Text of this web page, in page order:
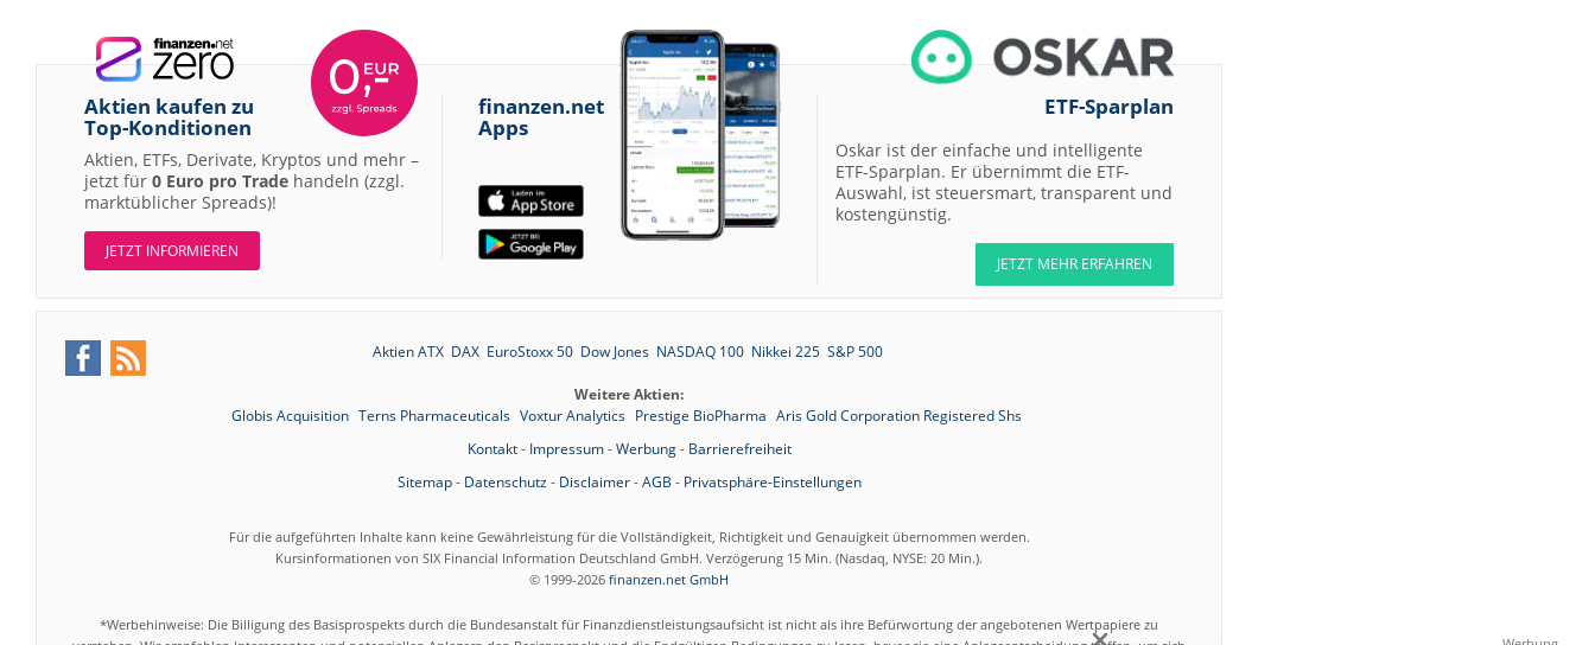
Aktien kaufen zu
Top-Konditionen
Aktien, ETFs, Derivate, Kryptos und mehr –
jetzt für 0 Euro pro Trade handeln (zzgl.
marktüblicher Spreads)!
JETZT INFORMIEREN
finanzen.net
Apps
ETF-Sparplan
Oskar ist der einfache und intelligente
ETF-Sparplan. Er übernimmt die ETF-
Auswahl, ist steuersmart, transparent und
kostengünstig.
JETZT MEHR ERFAHREN
Aktien ATX DAX EuroStoxx 50 Dow Jones NASDAQ 100 Nikkei 225 S&P 500
Weitere Aktien:
Globis Acquisition Terns Pharmaceuticals Voxtur Analytics Prestige BioPharma Aris Gold Corporation Registered Shs
Kontakt- Impressum-Werbung- Barrierefreiheit
Sitemap- Datenschutz- Disclaimer-AGB - Privatsphäre-Einstellungen
Für die aufgeführten Inhalte kann keine Gewährleistung für die Vollständigkeit, Richtigkeit und Genauigkeit übernommen werden.
Kursinformationen von SIX Financial Information Deutschland GmbH. Verzögerung 15 Min. (Nasdaq, NYSE: 20 Min.).
© 1999-2026 finanzen.net GmbH
*Werbehinweise: Die Billigung des Basisprospekts durch die Bundesanstalt für Finanzdienstleistungsaufsicht ist nicht als ihre Befürwortung der angebotenen Wertpapiere zu